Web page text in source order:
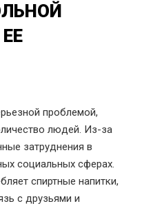
проблемой,
людей. Из-за
затруднения в
социальных сферах.
спиртные напитки,
с друзьями и